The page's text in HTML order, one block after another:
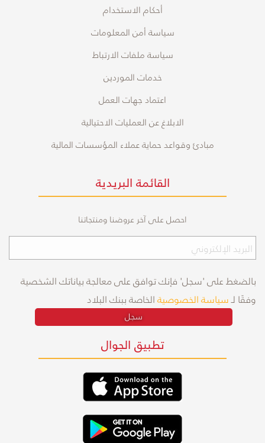
أحكام الاستخدام
سياسة أمن المعلومات
سياسة ملفات الارتباط
خدمات الموردين
اعتماد جهات العمل
الابلاغ عن العمليات الاحتيالية
مبادئ وقواعد حماية عملاء المؤسسات المالية
القائمة البريدية
احصل على آخر عروضنا ومنتجاتنا
بالضغط على 'سجل' فإنك توافق على معالجة بياناتك الشخصية
وفقًا لـسياسة الخصوصيةالخاصة ببنك البلاد
سجل
تطبيق الجوال